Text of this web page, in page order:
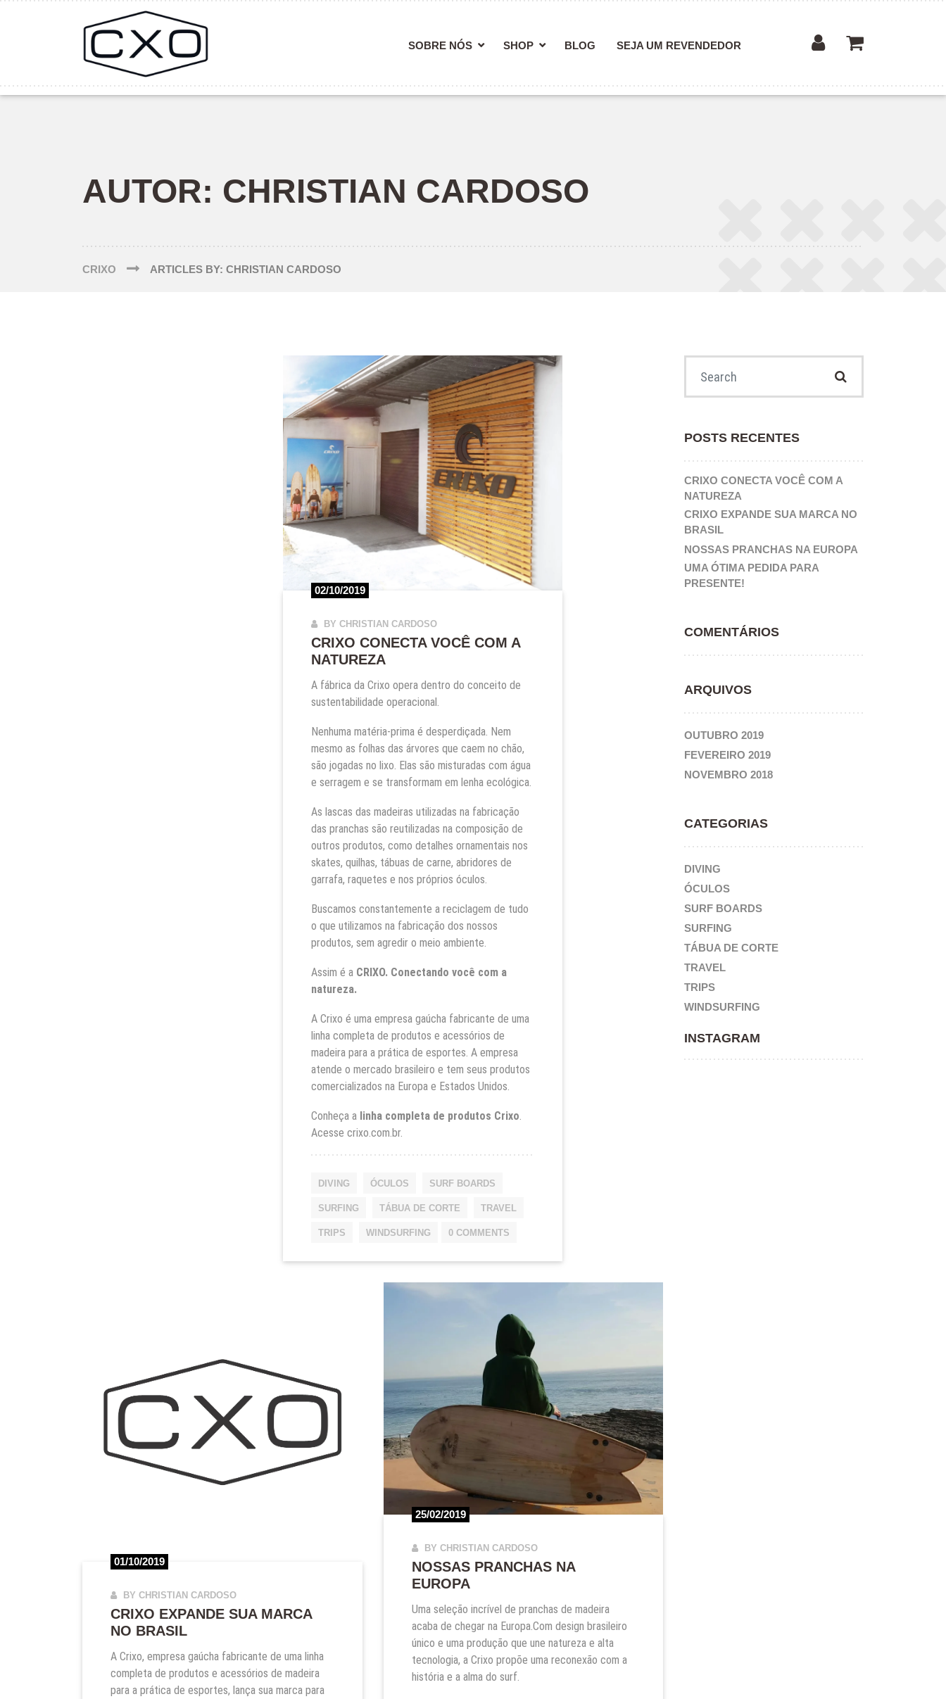
SOBRE NÓS SHOP BLOG SEJA UM REVENDEDOR
AUTOR: CHRISTIAN CARDOSO
CRIXO ARTICLES BY: CHRISTIAN CARDOSO
02/10/2019
BY CHRISTIAN CARDOSO
CRIXO CONECTA VOCÊ COM A
NATUREZA
A fábrica da Crixo opera dentro do conceito de
sustentabilidade operacional.
Nenhuma matéria-prima é desperdiçada. Nem
mesmo as folhas das árvores que caem no chão,
são jogadas no lixo. Elas são misturadas com água
e serragem e se transformam em lenha ecológica.
As lascas das madeiras utilizadas na fabricação
das pranchas são reutilizadas na composição de
outros produtos, como detalhes ornamentais nos
skates, quilhas, tábuas de carne, abridores de
garrafa, raquetes e nos próprios óculos.
Buscamos constantemente a reciclagem de tudo
o que utilizamos na fabricação dos nossos
produtos, sem agredir o meio ambiente.
Assim é a CRIXO. Conectando você com a
natureza.
A Crixo é uma empresa gaúcha fabricante de uma
linha completa de produtos e acessórios de
madeira para a prática de esportes. A empresa
atende o mercado brasileiro e tem seus produtos
comercializados na Europa e Estados Unidos.
Conheça alinha completa de produtos Crixo.
Acesse crixo.com.br.
DIVING ÓCULOS SURF BOARDS
SURFING TÁBUA DE CORTE TRAVEL
TRIPS WINDSURFING 0 COMMENTS
01/10/2019
BY CHRISTIAN CARDOSO
CRIXO EXPANDE SUA MARCA
NO BRASIL
A Crixo, empresa gaúcha fabricante de uma linha
completa de produtos e acessórios de madeira
para a prática de esportes, lança sua marca para
25/02/2019
BY CHRISTIAN CARDOSO
NOSSAS PRANCHAS NA
EUROPA
Uma seleção incrível de pranchas de madeira
acaba de chegar na Europa.Com design brasileiro
único e uma produção que une natureza e alta
tecnologia, a Crixo propõe uma reconexão com a
história e a alma do surf.
POSTS RECENTES
CRIXO CONECTA VOCÊ COM A
NATUREZA
CRIXO EXPANDE SUA MARCA NO
BRASIL
NOSSAS PRANCHAS NA EUROPA
UMA ÓTIMA PEDIDA PARA
PRESENTE!
COMENTÁRIOS
ARQUIVOS
OUTUBRO 2019
FEVEREIRO 2019
NOVEMBRO 2018
CATEGORIAS
DIVING
ÓCULOS
SURF BOARDS
SURFING
TÁBUA DE CORTE
TRAVEL
TRIPS
WINDSURFING
INSTAGRAM